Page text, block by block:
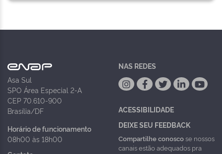
Asa Sul
SPO Área Especial 2-A
CEP 70.610-900
Brasília/DF
Horário de funcionamento
08h00 às 18h00
NAS REDES
ACESSIBILIDADE
DEIXE SEU FEEDBACK
Compartilhe conoscose nossos
canais estão adequados pra